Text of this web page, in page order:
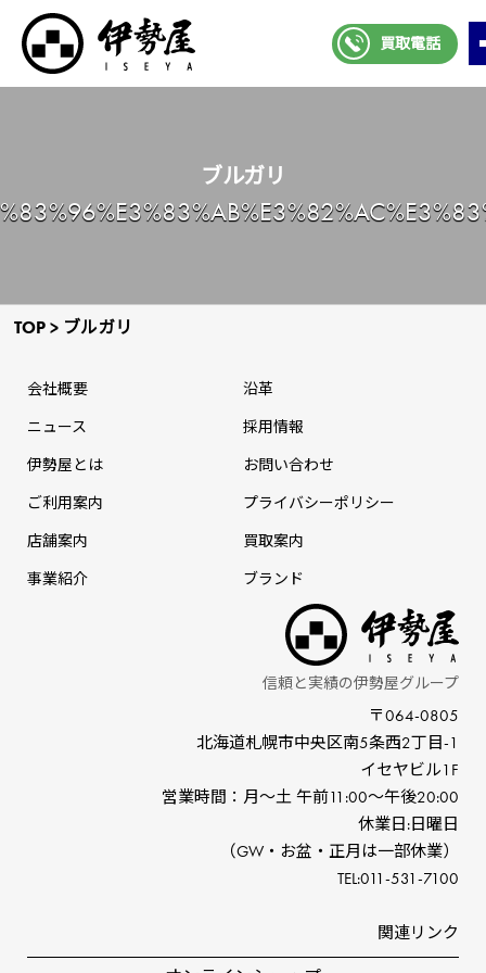
買取電話
TOP > ブルガリ
ブルガリ
会社概要
ニュース
伊勢屋とは
ご利用案内
店舗案内
事業紹介
沿革
採⽤情報
お問い合わせ
プライバシーポリシー
買取案内
ブランド
信頼と実績の伊勢屋グループ
〒064-0805
北海道札幌市中央区南5条⻄2丁⽬-1
イセヤビル1F
営業時間：⽉〜⼟ 午前11:00〜午後20:00
休業⽇:⽇曜⽇
（GW‧お盆‧正⽉は⼀部休業）
TEL:011-531-7100
関連リンク